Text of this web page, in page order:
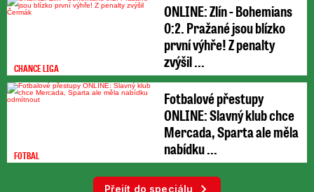
CHANCE LIGA
ONLINE: Zlín - Bohemians
0:2. Pražané jsou blízko
první výhře! Z penalty
zvýšil ...
FOTBAL
Fotbalové přestupy
ONLINE: Slavný klub chce
Mercada, Sparta ale měla
nabídku ...
Přejít do speciálu